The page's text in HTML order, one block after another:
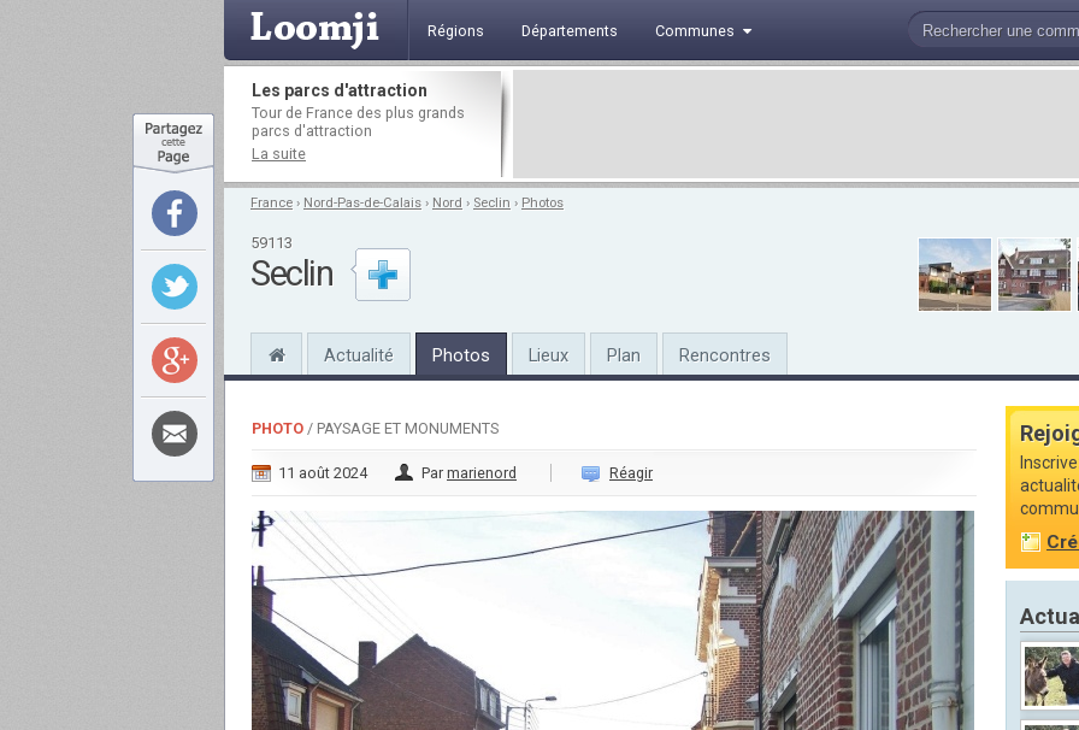
Régions Départements Communes
Les parcs d'attraction
Tour de France des plus grands
parcs d'attraction
La suite
France › Nord-Pas-de-Calais › Nord › Seclin › Photos
59113
Seclin
Actualité Photos Lieux Plan Rencontres
PHOTO / PAYSAGE ET MONUMENTS
11 août 2024 Par marienord Réagir